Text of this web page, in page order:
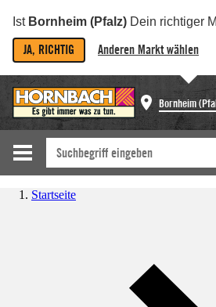
Ist Bornheim (Pfalz) Dein richtiger
JA, RICHTIG Anderen Markt wählen
Bornheim
Startseite